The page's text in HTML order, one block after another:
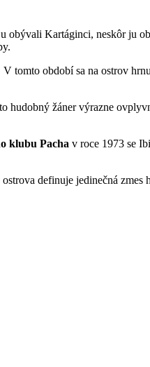
obývali Kartáginci, neskôr ju
tomto období sa na ostrov
hudobný žáner výrazne
klubu Pacha v roce 1973 se
definuje jedinečná